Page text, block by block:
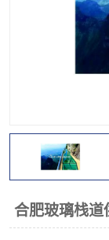
合肥玻璃栈道
音乐呐喊设备
玻璃栈道